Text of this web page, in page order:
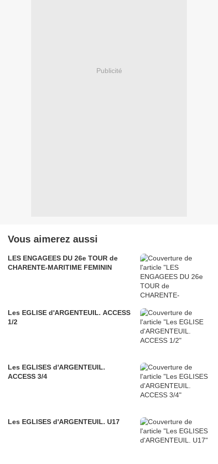
Publicité
Vous aimerez aussi
LES ENGAGEES DU 26e TOUR de
CHARENTE-MARITIME FEMININ
Les EGLISE d'ARGENTEUIL. ACCESS
1/2
Les EGLISES d'ARGENTEUIL.
ACCESS 3/4
Les EGLISES d'ARGENTEUIL. U17